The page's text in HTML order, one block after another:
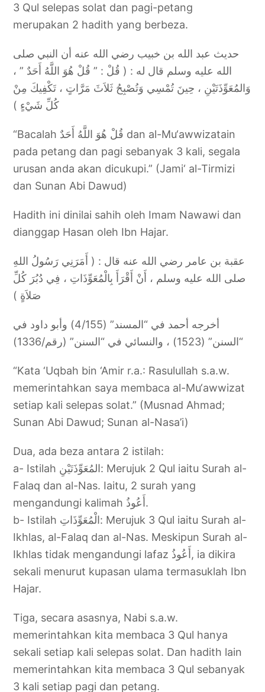
3 Qul selepas solat dan pagi-petang
merupakan 2 hadith yang berbeza.
حديث عبد الله بن خبيب رضي الله عنه أن النبي صلى
الله عليه وسلم قال له : ( قُلْ : ” قُلْ هُوَ اللَّهُ أَحَدٌ ” ،
وَالمُعَوِّذَتَيْنِ ، حِينَ تُمْسِي وَتُصْبِحُ ثَلاَثَ مَرَّاتٍ ، تَكْفِيكَ مِنْ
كُلِّ شَيْءٍ )
“Bacalah قُلْ هُوَ اللَّهُ أَحَدٌ dan al-Mu‘awwizatain
pada petang dan pagi sebanyak 3 kali, segala
urusan anda akan dicukupi.” (Jami‘ al-Tirmizi
dan Sunan Abi Dawud)
Hadith ini dinilai sahih oleh Imam Nawawi dan
dianggap Hasan oleh Ibn Hajar.
عقبة بن عامر رضي الله عنه قال : ( أَمَرَنِي رَسُولُ اللهِ
صلى الله عليه وسلم ، أَنْ أَقْرَأَ بِالْمُعَوِّذَاتِ ، فِي دُبُرَ كُلِّ
صَلاَةٍ )
أخرجه أحمد في “المسند” (4/155) وأبو داود في
“السنن” (1523) ، والنسائي في “السنن” (رقم/1336)
“Kata ‘Uqbah bin ‘Amir r.a.: Rasulullah s.a.w.
memerintahkan saya membaca al-Mu‘awwizat
setiap kali selepas solat.” (Musnad Ahmad;
Sunan Abi Dawud; Sunan al-Nasa’i)
Dua, ada beza antara 2 istilah:
a- Istilah المُعَوِّذَتَيْنِ: Merujuk 2 Qul iaitu Surah al-
Falaq dan al-Nas. Iaitu, 2 surah yang
mengandungi kalimah أَعُوذُ.
b- Istilah الْمُعَوِّذَاتِ: Merujuk 3 Qul iaitu Surah al-
Ikhlas, al-Falaq dan al-Nas. Meskipun Surah al-
Ikhlas tidak mengandungi lafaz أَعُوذُ, ia dikira
sekali menurut kupasan ulama termasuklah Ibn
Hajar.
Tiga, secara asasnya, Nabi s.a.w.
memerintahkan kita membaca 3 Qul hanya
sekali setiap kali selepas solat. Dan hadith lain
memerintahkan kita membaca 3 Qul sebanyak
3 kali setiap pagi dan petang.